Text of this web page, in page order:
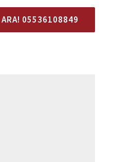
ARA! 05536108849